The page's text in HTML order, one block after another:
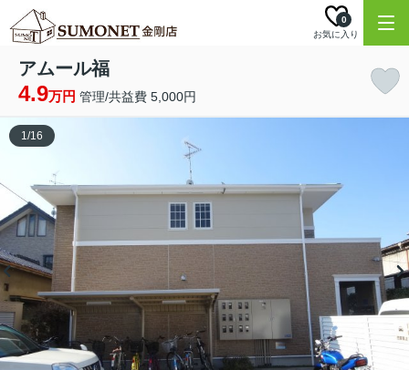
お気に入り
0
アムール福
4.9万円 管理/共益費 5,000円
1/16